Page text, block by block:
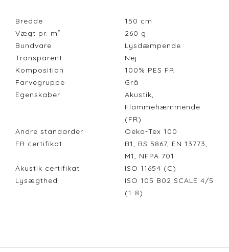
Bredde 150 cm
Vægt pr. m²
260 g
Bundvare
Lysdæmpende
Transparent
Nej
Komposition
100% PES FR
Farvegruppe
Grå
Egenskaber
Akustik,
Flammehæmmende
(FR)
Andre standarder
Oeko-Tex 100
FR certifikat
B1, BS 5867, EN 13773,
M1, NFPA 701
Akustik certifikat
ISO 11654 (C)
Lysægthed
ISO 105 B02 SCALE 4/5
(1-8)